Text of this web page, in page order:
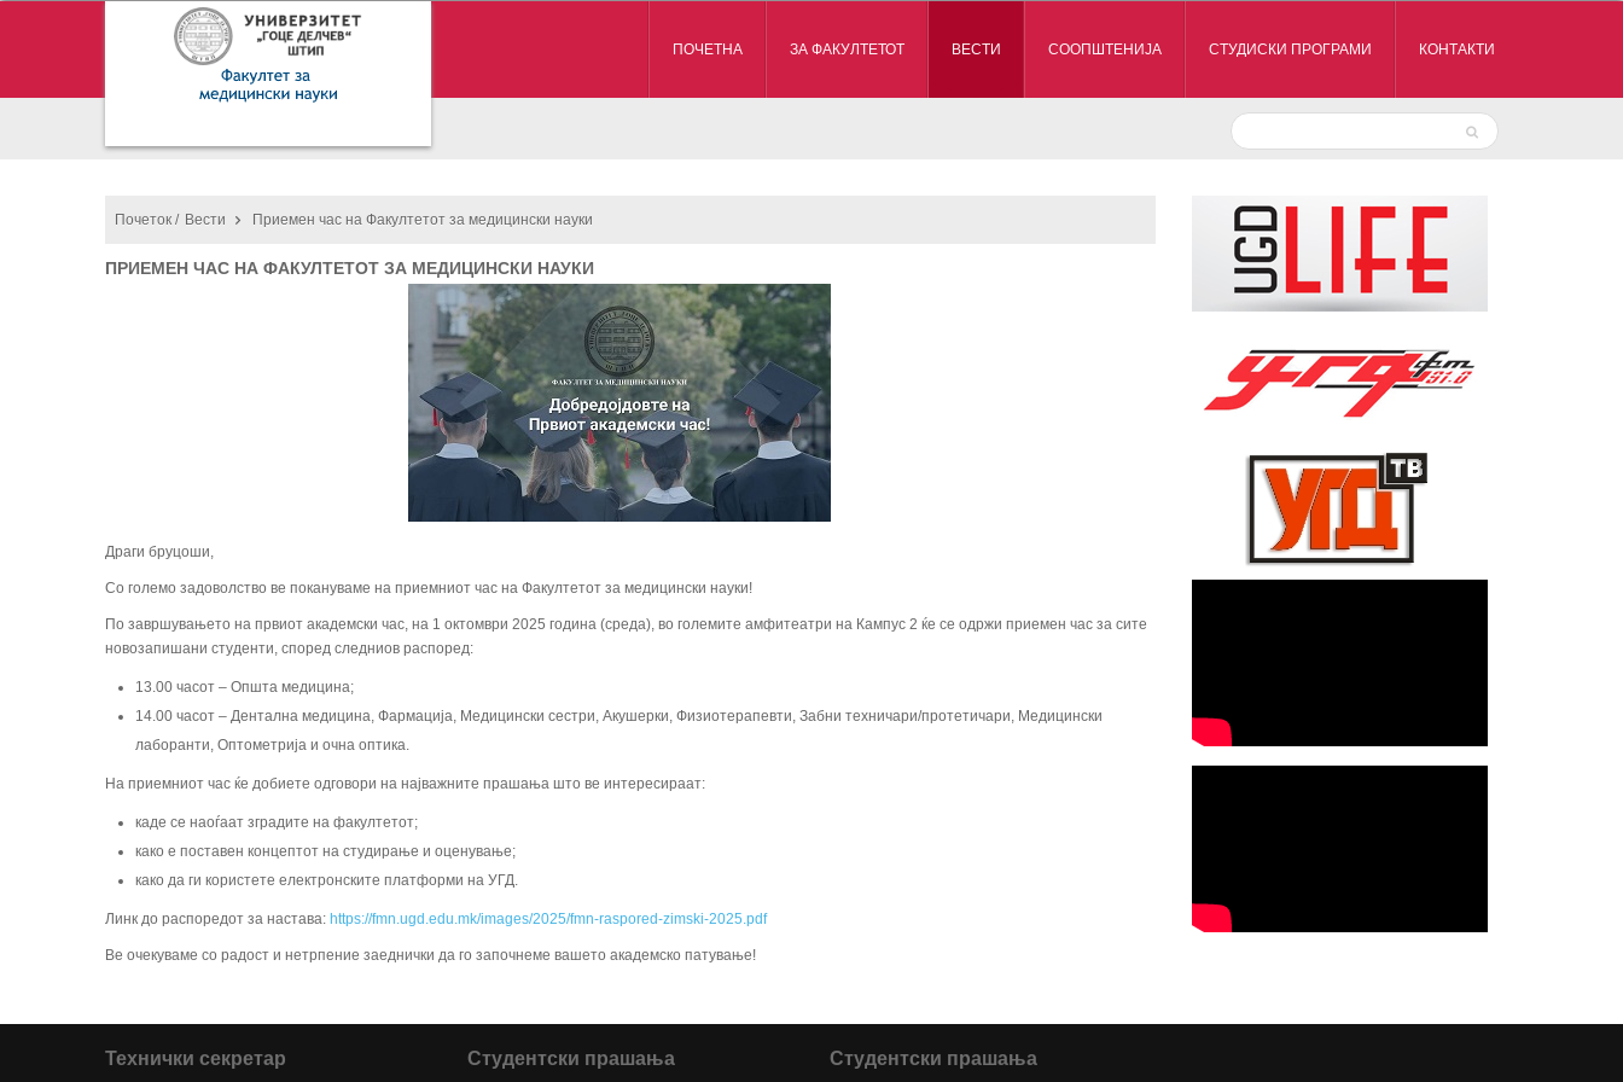
ПОЧЕТНА ЗА ФАКУЛТЕТОТ ВЕСТИ СООПШТЕНИЈА СТУДИСКИ ПРОГРАМИ КОНТАКТИ
Почеток / Вести Приемен час на Факултетот за медицински науки
ПРИЕМЕН ЧАС НА ФАКУЛТЕТОТ ЗА МЕДИЦИНСКИ НАУКИ
Драги бруцоши,
Со големо задоволство ве покануваме на приемниот час на Факултетот за медицински науки!
По завршувањето на првиот академски час, на 1 октомври 2025 година (среда), во големите амфитеатри на Кампус 2 ќе се одржи приемен час за сите
новозапишани студенти, според следниов распоред:
13.00 часот – Општа медицина;
14.00 часот – Дентална медицина, Фармација, Медицински сестри, Акушерки, Физиотерапевти, Забни техничари/протетичари, Медицински
лаборанти, Оптометрија и очна оптика.
На приемниот час ќе добиете одговори на најважните прашања што ве интересираат:
каде се наоѓаат зградите на факултетот;
како е поставен концептот на студирање и оценување;
како да ги користете електронските платформи на УГД.
Линк до распоредот за настава: https://fmn.ugd.edu.mk/images/2025/fmn-raspored-zimski-2025.pdf
Ве очекуваме со радост и нетрпение заеднички да го започнеме вашето академско патување!
Технички секретар Студентски прашања Студентски прашања